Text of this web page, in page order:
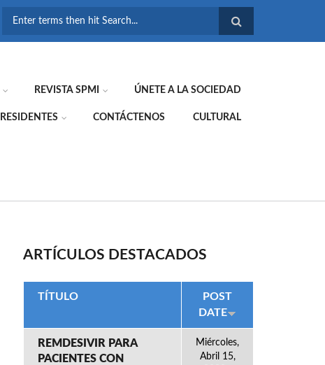
REVISTA SPMI ÚNETE A LA SOCIEDAD
RESIDENTES CONTÁCTENOS CULTURAL
ARTÍCULOS DESTACADOS
TÍTULO
POST
DATE
REMDESIVIR PARA
PACIENTES CON
Miércoles,
Abril 15,